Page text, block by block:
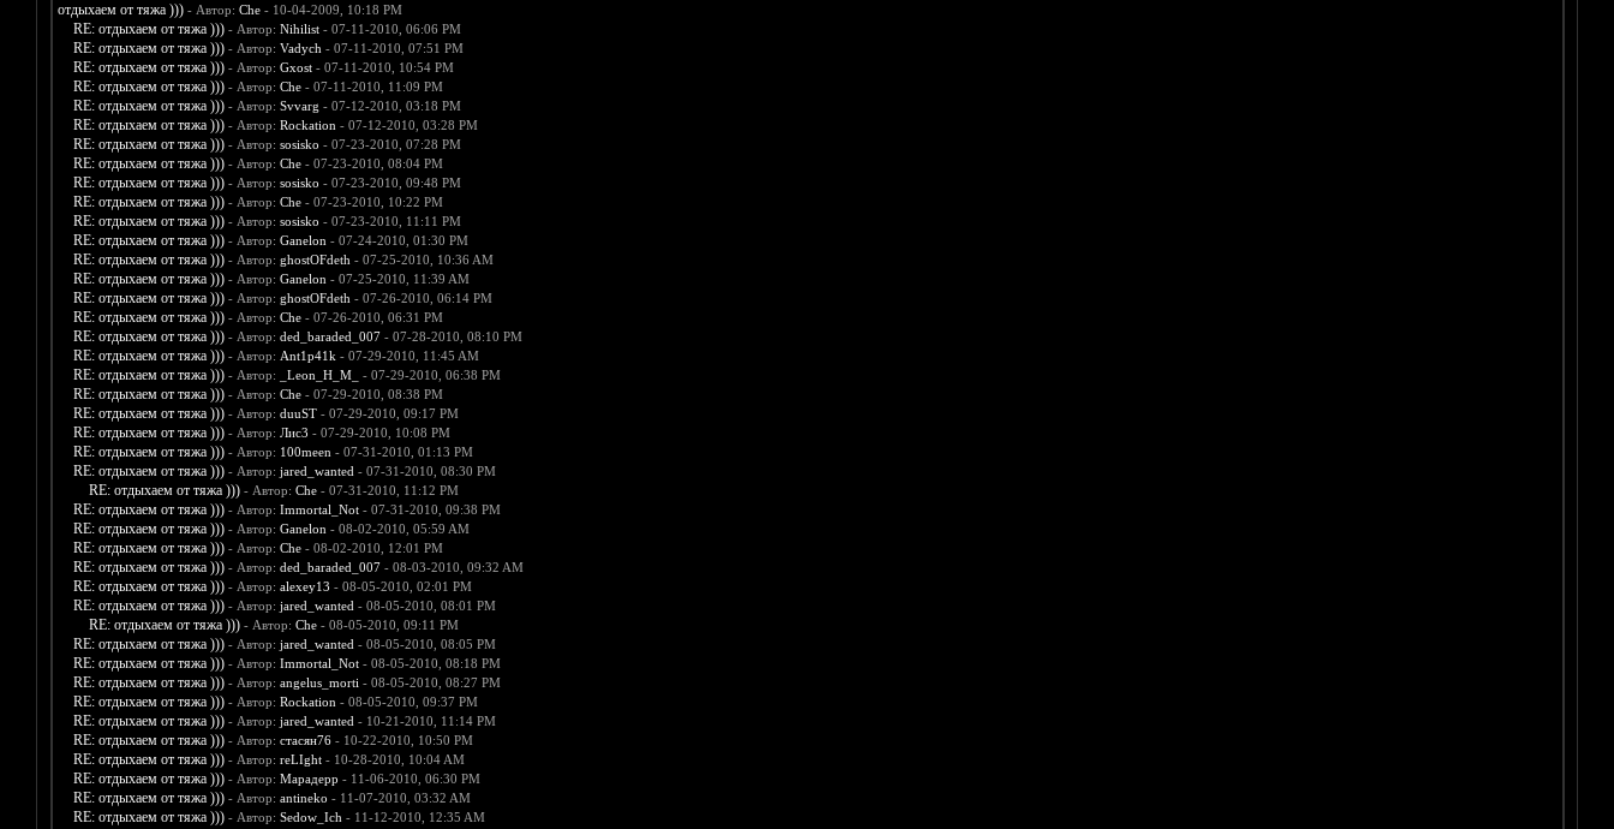
отдыхаем от тяжа ))) - Автор: Che- 10-04-2009, 10:18 PM
RE: отдыхаем от тяжа ))) - Автор: Nihilist- 07-11-2010, 06:06 PM
RE: отдыхаем от тяжа ))) - Автор: Vadych - 07-11-2010, 07:51 PM
RE: отдыхаем от тяжа ))) - Автор: Gxost- 07-11-2010, 10:54 PM
RE: отдыхаем от тяжа ))) - Автор: Che- 07-11-2010, 11:09 PM
RE: отдыхаем от тяжа ))) - Автор: Svvarg - 07-12-2010, 03:18 PM
RE: отдыхаем от тяжа ))) - Автор: Rockation - 07-12-2010, 03:28 PM
RE: отдыхаем от тяжа ))) - Автор: sosisko - 07-23-2010, 07:28 PM
RE: отдыхаем от тяжа ))) - Автор: Che- 07-23-2010, 08:04 PM
RE: отдыхаем от тяжа ))) - Автор: sosisko - 07-23-2010, 09:48 PM
RE: отдыхаем от тяжа ))) - Автор: Che- 07-23-2010, 10:22 PM
RE: отдыхаем от тяжа ))) - Автор: sosisko - 07-23-2010, 11:11 PM
RE: отдыхаем от тяжа ))) - Автор: Ganelon - 07-24-2010, 01:30 PM
RE: отдыхаем от тяжа ))) - Автор: ghostOFdeth - 07-25-2010, 10:36 AM
RE: отдыхаем от тяжа ))) - Автор: Ganelon - 07-25-2010, 11:39 AM
RE: отдыхаем от тяжа ))) - Автор: ghostOFdeth - 07-26-2010, 06:14 PM
RE: отдыхаем от тяжа ))) - Автор: Che- 07-26-2010, 06:31 PM
RE: отдыхаем от тяжа ))) - Автор: ded_baraded_007- 07-28-2010, 08:10 PM
RE: отдыхаем от тяжа ))) - Автор: Ant1p41k - 07-29-2010, 11:45 AM
RE: отдыхаем от тяжа ))) - Автор: _Leon_H_M_ - 07-29-2010, 06:38 PM
RE: отдыхаем от тяжа ))) - Автор: Che- 07-29-2010, 08:38 PM
RE: отдыхаем от тяжа ))) - Автор: duuST- 07-29-2010, 09:17 PM
RE: отдыхаем от тяжа ))) - Автор: Лис3 - 07-29-2010, 10:08 PM
RE: отдыхаем от тяжа ))) - Автор: 100meen - 07-31-2010, 01:13 PM
RE: отдыхаем от тяжа ))) - Автор: jared_wanted - 07-31-2010, 08:30 PM
RE: отдыхаем от тяжа ))) - Автор: Che- 07-31-2010, 11:12 PM
RE: отдыхаем от тяжа ))) - Автор: Immortal_Not- 07-31-2010, 09:38 PM
RE: отдыхаем от тяжа ))) - Автор: Ganelon - 08-02-2010, 05:59 AM
RE: отдыхаем от тяжа ))) - Автор: Che- 08-02-2010, 12:01 PM
RE: отдыхаем от тяжа ))) - Автор: ded_baraded_007- 08-03-2010, 09:32 AM
RE: отдыхаем от тяжа ))) - Автор: alexey13 - 08-05-2010, 02:01 PM
RE: отдыхаем от тяжа ))) - Автор: jared_wanted - 08-05-2010, 08:01 PM
RE: отдыхаем от тяжа ))) - Автор: Che- 08-05-2010, 09:11 PM
RE: отдыхаем от тяжа ))) - Автор: jared_wanted - 08-05-2010, 08:05 PM
RE: отдыхаем от тяжа ))) - Автор: Immortal_Not- 08-05-2010, 08:18 PM
RE: отдыхаем от тяжа ))) - Автор: angelus_morti - 08-05-2010, 08:27 PM
RE: отдыхаем от тяжа ))) - Автор: Rockation - 08-05-2010, 09:37 PM
RE: отдыхаем от тяжа ))) - Автор: jared_wanted - 10-21-2010, 11:14 PM
RE: отдыхаем от тяжа ))) - Автор: стасян76- 10-22-2010, 10:50 PM
RE: отдыхаем от тяжа ))) - Автор: reLIght- 10-28-2010, 10:04 AM
RE: отдыхаем от тяжа ))) - Автор: Марадерр - 11-06-2010, 06:30 PM
RE: отдыхаем от тяжа ))) - Автор: antineko - 11-07-2010, 03:32 AM
RE: отдыхаем от тяжа ))) - Автор: Sedow_Ich - 11-12-2010, 12:35 AM